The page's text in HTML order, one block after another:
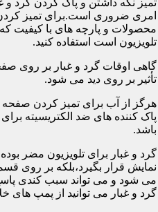
تمیز نگه داشتن و پاک کردن گرد و
امری ضروری است.برای تمیز
محصولات و پارچه های با
تلویزیون است استفاده کنید.
گاهی اوقات گرد و غبار بر روی
تأثیر بر روی دید می شود.
هرگز از آب برای تمیز کردن صفحه
پاک کننده های ضد الکتریسیته
باشد.
گرد و غبار برای تلویزیون مضر
نمایش قرار بگیرد،بلکه بر روی
می شود و می تواند سبب کندی
گرد و غبار می توانید از پمپ های